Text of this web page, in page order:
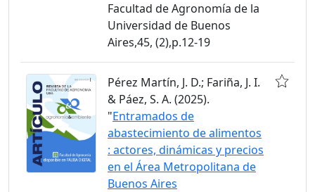
Facultad de Agronomía de la
Universidad de Buenos
Aires,45, (2),p.12-19
Pérez Martín, J. D.; Fariña, J. I.
& Páez, S. A. (2025).
"Entramados de
abastecimiento de alimentos
: actores, dinámicas y precios
en el Área Metropolitana de
Buenos Aires